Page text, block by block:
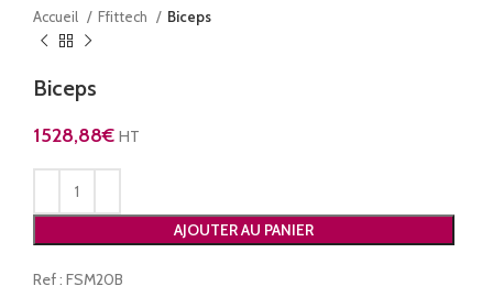
Accueil Ffittech Biceps
Biceps
1528,88€ HT
AJOUTER AU PANIER
Ref : FSM20B